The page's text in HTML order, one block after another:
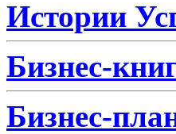
Истории
Бизнес-
Бизнес-